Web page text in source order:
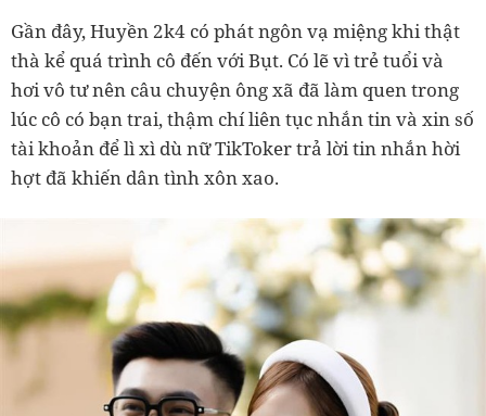
Gần đây, Huyền 2k4 có phát ngôn vạ miệng khi thật
thà kể quá trình cô đến với Bụt. Có lẽ vì trẻ tuổi và
hơi vô tư nên câu chuyện ông xã đã làm quen trong
lúc cô có bạn trai, thậm chí liên tục nhắn tin và xin số
tài khoản để lì xì dù nữ TikToker trả lời tin nhắn hời
hợt đã khiến dân tình xôn xao.